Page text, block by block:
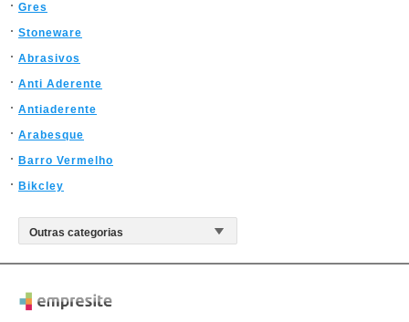
Gres
Stoneware
Abrasivos
Anti Aderente
Antiaderente
Arabesque
Barro Vermelho
Bikcley